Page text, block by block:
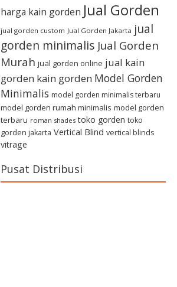
harga kain gorden Jual Gorden
jual gorden custom Jual Gorden Jakarta jual
gorden minimalis Jual Gorden
Murah jual gorden online jual kain
gorden kain gorden Model Gorden
Minimalis model gorden minimalis terbaru
model gorden rumah minimalis model gorden
terbaru roman shades toko gorden toko
gorden jakarta Vertical Blind vertical blinds
vitrage
Pusat Distribusi